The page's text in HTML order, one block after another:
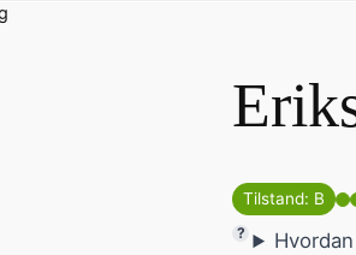
Tilstand: B